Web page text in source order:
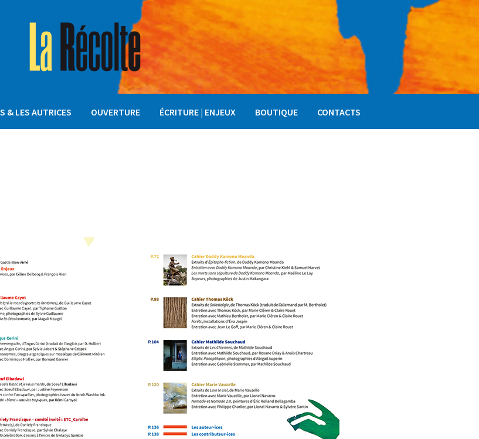
& LES AUTRICES OUVERTURE ÉCRITURE | ENJEUX BOUTIQUE CONTACTS